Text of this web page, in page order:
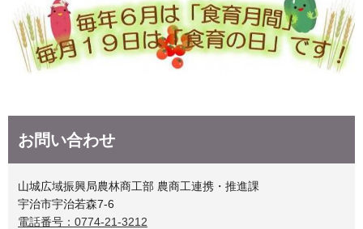
お問い合わせ
山城広域振興局農林商工部 農商工連携・推進課
宇治市宇治若森7-6
電話番号：0774-21-3212